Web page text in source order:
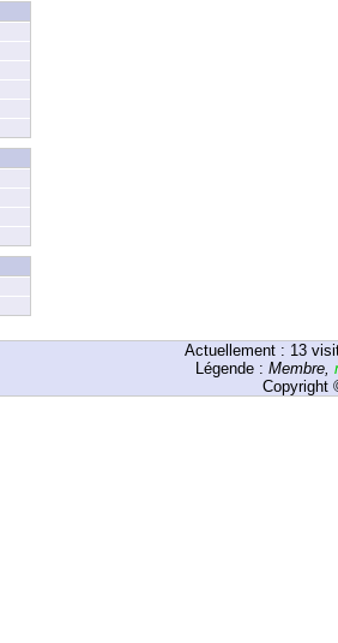
Actuellement : 13
Légende : Membre,
Copyright